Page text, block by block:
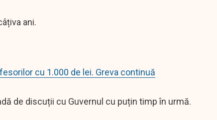
ani.
cu 1.000 de lei. Greva continuă
de discuții cu Guvernul cu puțin timp în urmă.